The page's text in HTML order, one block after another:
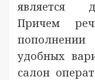
является
Причем
удобных
салон